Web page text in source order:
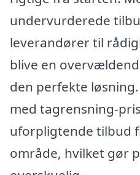
undervurderede
leverandører til
blive en
den perfekte
med tagrensning-
uforpligtende tilbud
område, hvilket gør